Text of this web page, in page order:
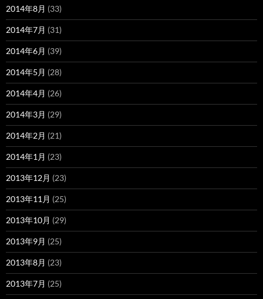
2014年8月 (33)
2014年7月 (31)
2014年6月 (39)
2014年5月 (28)
2014年4月 (26)
2014年3月 (29)
2014年2月 (21)
2014年1月 (23)
2013年12月 (23)
2013年11月 (25)
2013年10月 (29)
2013年9月 (25)
2013年8月 (23)
2013年7月 (25)